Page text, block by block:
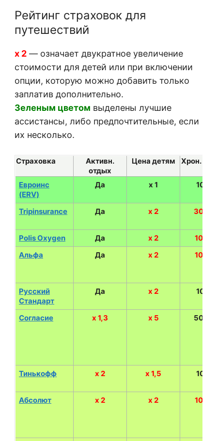
Рейтинг страховок для
путешествий
х 2 — означает двукратное увеличение
стоимости для детей или при включении
опции, которую можно добавить только
заплатив дополнительно.
Зеленым цветом выделены лучшие
ассистансы, либо предпочтительные, если
их несколько.
Страховка
Активн.
отдых
Цена детям Хрон.
Евроинс
(ERV)
Да х 1 100 %
Tripinsurance Да х 2 3000
Polis Oxygen Да х 2
1000
Альфа
Да х 2 1000
Русский
Стандарт
Да х 2 100 %
Согласие х 1,3 х 5 5000
Тинькофф х 2 х 1,5 100 %
Абсолют х 2 х 2 1000